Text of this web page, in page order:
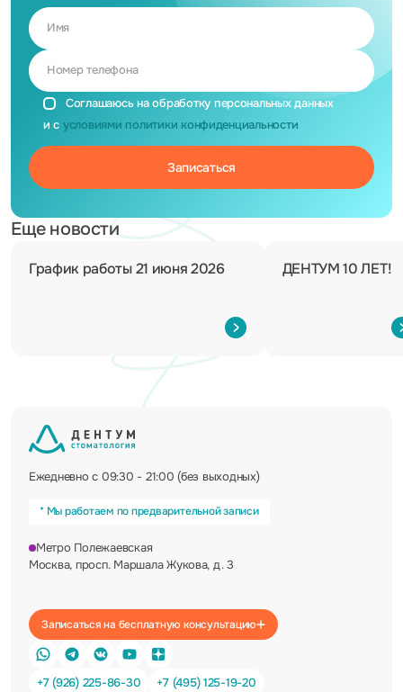
Имя
Номер телефона
Соглашаюсь на обработку персональных данных
и с условиями политики конфиденциальности
Еще новости
График работы 21 июня 2026 ДЕНТУМ 10 ЛЕТ!
Ежедневно с 09:30 - 21:00 (без выходных)
* Мы работаем по предварительной записи
Записаться на бесплатную консультацию
+7 (926) 225-86-30 +7 (495) 125-19-20
Метро Полежаевская
Москва, просп. Маршала Жукова, д. 3